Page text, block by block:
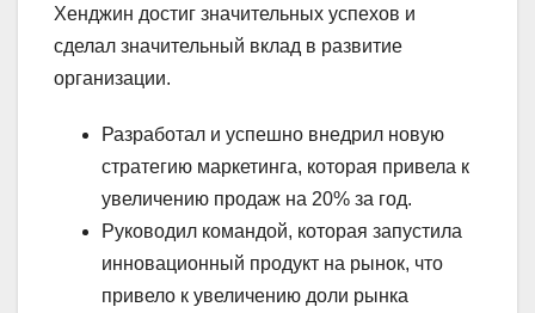
Хенджин достиг значительных успехов и
сделал значительный вклад в развитие
организации.
Разработал и успешно внедрил новую
стратегию маркетинга, которая привела к
увеличению продаж на 20% за год.
Руководил командой, которая запустила
инновационный продукт на рынок, что
привело к увеличению доли рынка